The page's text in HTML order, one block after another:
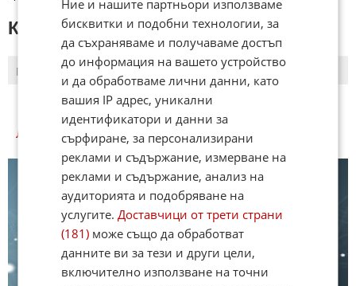
КОМЕНТАРИ КЪМ СТАТИЯТА
ПОСЛЕДНИ ПЪРВИ
ЛЮБОПИТНО КУИЗОВЕ
Ние и нашите партньори използваме
бисквитки и подобни технологии, за
да съхраняваме и получаваме достъп
до информация на вашето устройство
и да обработваме лични данни, като
вашия IP адрес, уникални
идентификатори и данни за
сърфиране, за персонализирани
реклами и съдържание, измерване на
реклами и съдържание, анализ на
аудиторията и подобряване на
услугите.Доставчици от трети страни
(181) може също да обработват
данните ви за тези и други цели,
включително използване на точни